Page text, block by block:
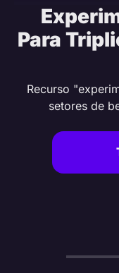
Para
Recurso
setores de